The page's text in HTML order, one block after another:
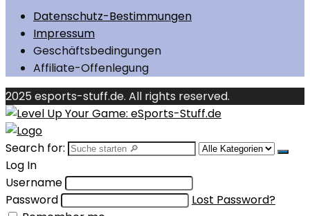
Datenschutz-Bestimmungen
Impressum
Geschäftsbedingungen
Affiliate-Offenlegung
2025 esports-stuff.de. All rights reserved.
Search for:
Log In
Username
Password
Lost Password?